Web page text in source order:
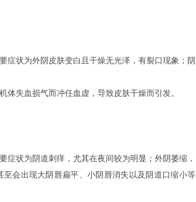
状为外阴皮肤变白且干燥无光泽，有裂口现象；阴
失血损气而冲任血虚，导致皮肤干燥而引发。
状为阴道刺痒，尤其在夜间较为明显；外阴萎缩，
至会出现大阴唇扁平、小阴唇消失以及阴道口缩小等